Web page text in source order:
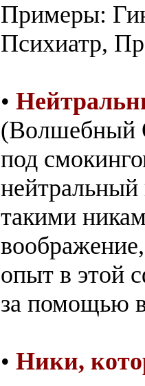
Примеры:
Психиатр,
•
(Волшебный
под
такими
опыт в этой
за помощью
• Ники,